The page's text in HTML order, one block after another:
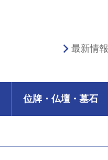
最新情報
位牌・仏壇・墓石